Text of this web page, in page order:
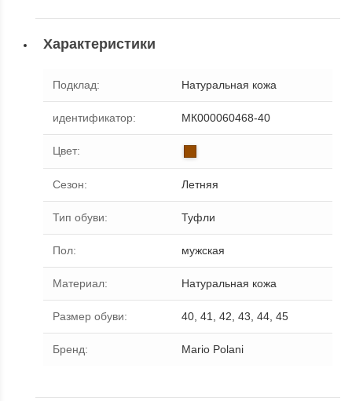
Характеристики
Подклад: Натуральная кожа
идентификатор: МК000060468-40
Цвет:
Сезон: Летняя
Тип обуви: Туфли
Пол: мужская
Материал: Натуральная кожа
Размер обуви: 40, 41, 42, 43, 44, 45
Бренд: Mario Polani